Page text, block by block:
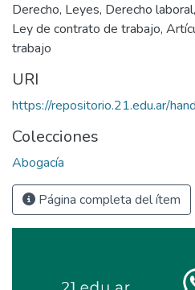
Derecho, Leyes, Derecho laboral,
Ley de contrato de trabajo,
trabajo
URI
https://repositorio.21.edu.ar/
Colecciones
Abogacía
Página completa del ítem